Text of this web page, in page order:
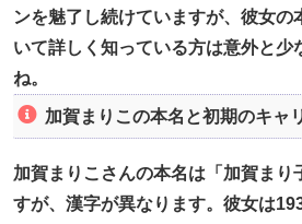
ンを魅了し続けていますが、彼女の
いて詳しく知っている方は意外と少
ね。
加賀まりこの本名と初期のキャ
加賀まりこさんの本名は「加賀まり
すが、漢字が異なります。彼女は